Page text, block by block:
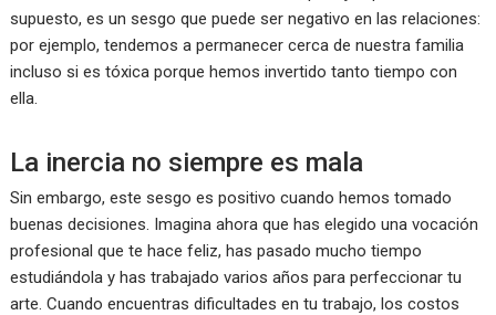
supuesto, es un sesgo que puede ser negativo en las relaciones:
por ejemplo, tendemos a permanecer cerca de nuestra familia
incluso si es tóxica porque hemos invertido tanto tiempo con
ella.
La inercia no siempre es mala
Sin embargo, este sesgo es positivo cuando hemos tomado
buenas decisiones. Imagina ahora que has elegido una vocación
profesional que te hace feliz, has pasado mucho tiempo
estudiándola y has trabajado varios años para perfeccionar tu
arte. Cuando encuentras dificultades en tu trabajo, los costos